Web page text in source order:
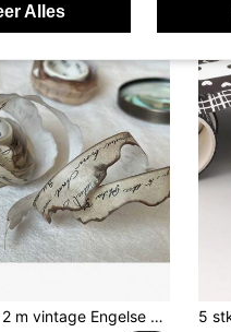
20 mm * 2 m vintage Engelse zin asymmetrische rand scrapbooking washi tape, retro muziekblad, planten, vlinders, asymmetrisch verbrand knutselwerk, dagboek, dagboek, decoratief materiaal, schattige stickers, doe-het-zelf tape, schoolbenodigdheden
Alles